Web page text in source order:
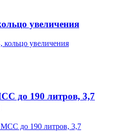
увеличения
до 190 литров, 3,7